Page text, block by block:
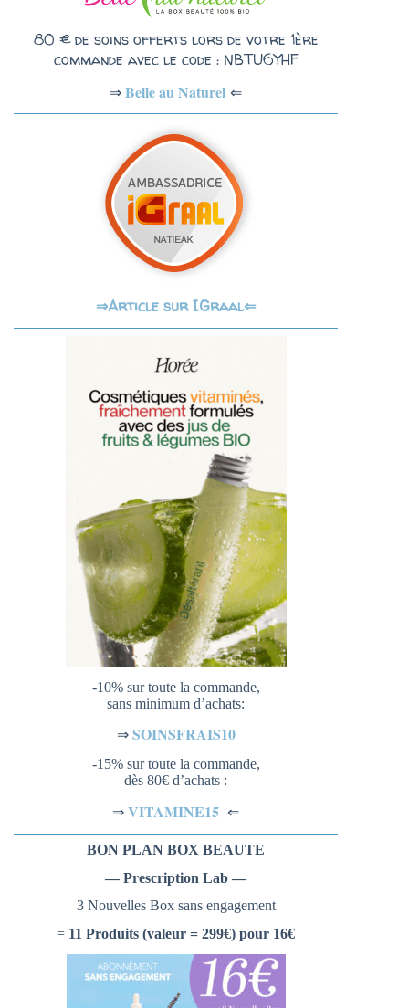
80 € de soins offerts lors de votre 1ère
commande avec le code : NBTU6YHF
⇒Belle au Naturel ⇐
⇒Article sur IGraal⇐
-10% sur toute la commande,
sans minimum d’achats:
⇒ SOINSFRAIS10
-15% sur toute la commande,
dès 80€ d’achats :
⇒VITAMINE15 ⇐
BON PLAN BOX BEAUTE
— Prescription Lab —
3 Nouvelles Box sans engagement
= 11 Produits (valeur = 299€) pour 16€